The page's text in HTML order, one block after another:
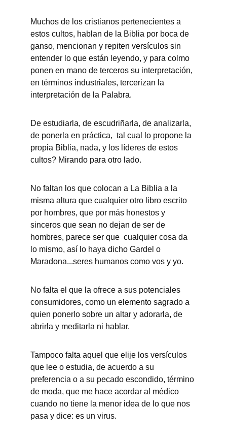
Muchos de los cristianos pertenecientes a
estos cultos, hablan de la Biblia por boca de
ganso, mencionan y repiten versículos sin
entender lo que están leyendo, y para colmo
ponen en mano de terceros su interpretación,
en términos industriales, tercerizan la
interpretación de la Palabra.
De estudiarla, de escudriñarla, de analizarla,
de ponerla en práctica,  tal cual lo propone la
propia Biblia, nada, y los líderes de estos
cultos? Mirando para otro lado.
No faltan los que colocan a La Biblia a la
misma altura que cualquier otro libro escrito
por hombres, que por más honestos y
sinceros que sean no dejan de ser de
hombres, parece ser que  cualquier cosa da
lo mismo, así lo haya dicho Gardel o
Maradona...seres humanos como vos y yo.
No falta el que la ofrece a sus potenciales
consumidores, como un elemento sagrado a
quien ponerlo sobre un altar y adorarla, de
abrirla y meditarla ni hablar.
Tampoco falta aquel que elije los versículos
que lee o estudia, de acuerdo a su
preferencia o a su pecado escondido, término
de moda, que me hace acordar al médico
cuando no tiene la menor idea de lo que nos
pasa y dice: es un virus.